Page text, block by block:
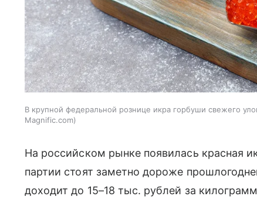
В крупной федеральной рознице икра горбуши свежего
Magnific.com
На российском рынке появилась красная
партии стоят заметно дороже
доходит до 15–18 тыс. рублей за